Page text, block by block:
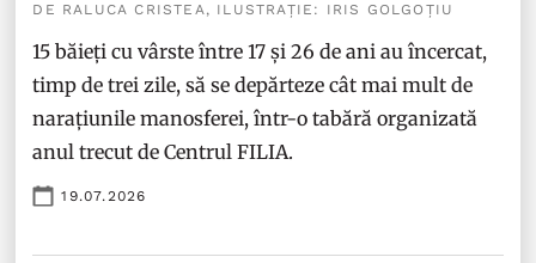
DE RALUCA CRISTEA, ILUSTRAȚIE: IRIS GOLGOȚIU
15 băieți cu vârste între 17 și 26 de ani au încercat,
timp de trei zile, să se depărteze cât mai mult de
narațiunile manosferei, într-o tabără organizată
anul trecut de Centrul FILIA.
19.07.2026